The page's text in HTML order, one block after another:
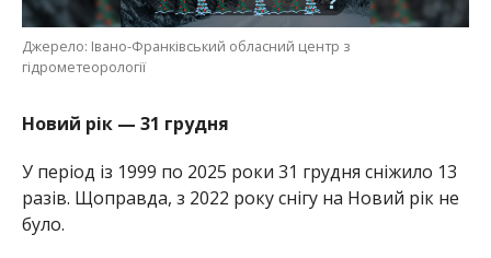
Джерело: Івано-Франківський обласний центр з
гідрометеорології
Новий рік — 31 грудня
У період із 1999 по 2025 роки 31 грудня сніжило 13
разів. Щоправда, з 2022 року снігу на Новий рік не
було.